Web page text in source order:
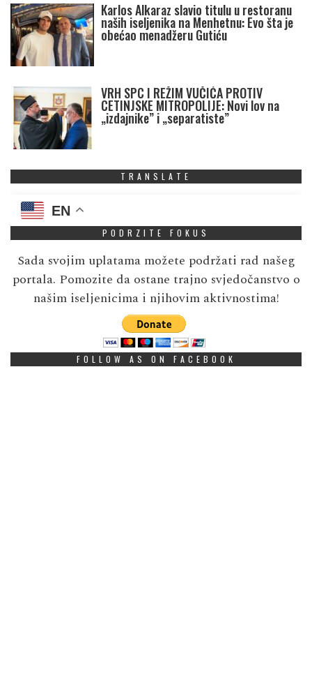
Karlos Alkaraz slavio titulu u restoranu
naših iseljenika na Menhetnu: Evo šta je
obećao menadžeru Gutiću
VRH SPC I REŽIM VUČIĆA PROTIV
CETINJSKE MITROPOLIJE: Novi lov na
„izdajnike” i „separatiste”
TRANSLATE
EN
PODRZITE FOKUS
Sada svojim uplatama možete podržati rad našeg
portala. Pomozite da ostane trajno svjedočanstvo o
našim iseljenicima i njihovim aktivnostima!
FOLLOW AS ON FACEBOOK